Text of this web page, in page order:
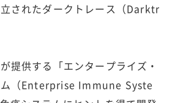
されたダークトレース（Darktr
提供する「エンタープライズ・
ム（Enterprise Immune Syste